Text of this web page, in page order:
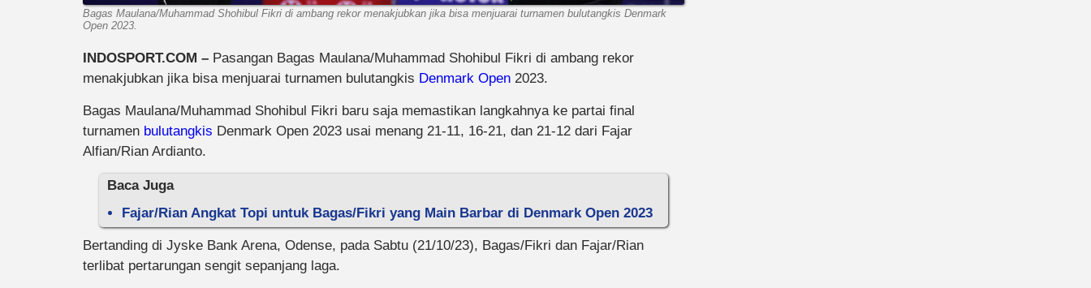
Bagas Maulana/Muhammad Shohibul Fikri di ambang rekor menakjubkan jika bisa menjuarai turnamen bulutangkis Denmark
Open 2023.
INDOSPORT.COM – Pasangan Bagas Maulana/Muhammad Shohibul Fikri di ambang rekor
menakjubkan jika bisa menjuarai turnamen bulutangkis Denmark Open 2023.
Bagas Maulana/Muhammad Shohibul Fikri baru saja memastikan langkahnya ke partai final
turnamen bulutangkis Denmark Open 2023 usai menang 21-11, 16-21, dan 21-12 dari Fajar
Alfian/Rian Ardianto.
Baca Juga
Fajar/Rian Angkat Topi untuk Bagas/Fikri yang Main Barbar di Denmark Open 2023
Bertanding di Jyske Bank Arena, Odense, pada Sabtu (21/10/23), Bagas/Fikri dan Fajar/Rian
terlibat pertarungan sengit sepanjang laga.